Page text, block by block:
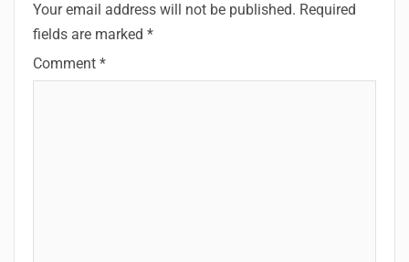
Your email address will not be published. Required
fields are marked *
Comment *